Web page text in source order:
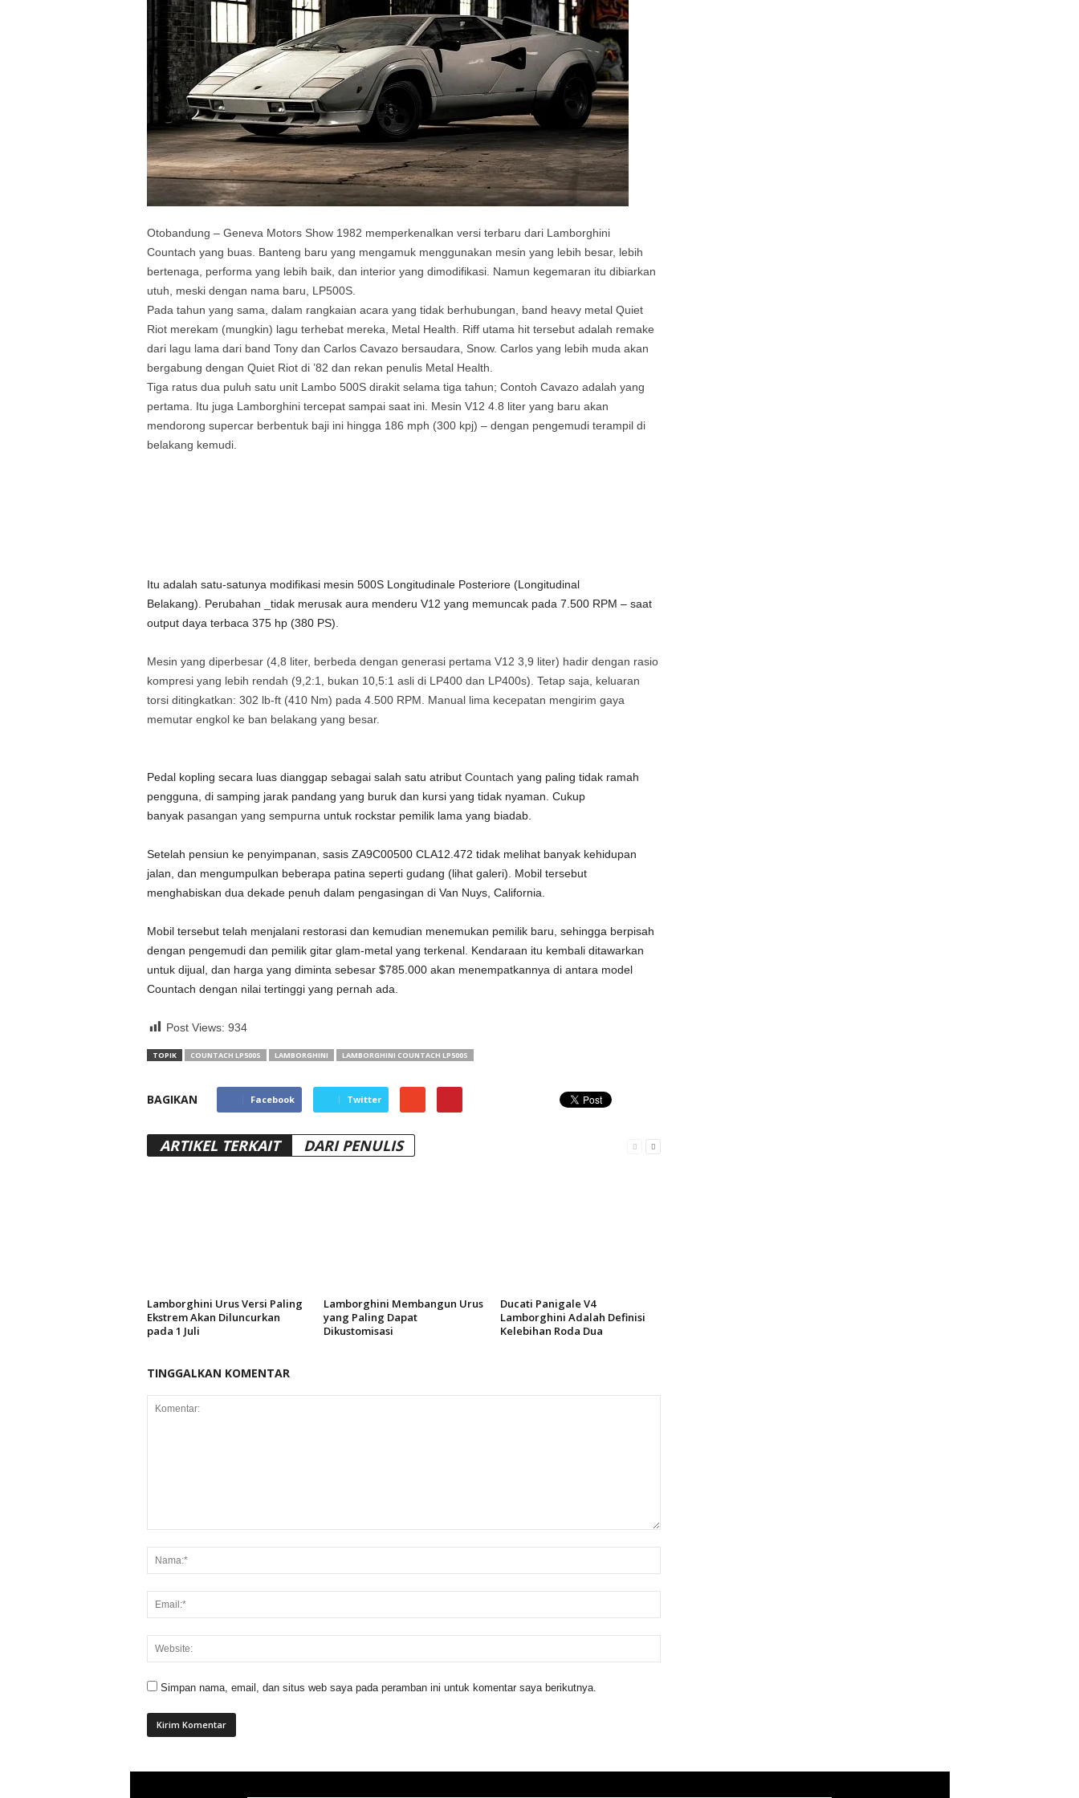
Otobandung – Geneva Motors Show 1982 memperkenalkan versi terbaru dari Lamborghini
Countach yang buas. Banteng baru yang mengamuk menggunakan mesin yang lebih besar, lebih
bertenaga, performa yang lebih baik, dan interior yang dimodifikasi. Namun kegemaran itu dibiarkan
utuh, meski dengan nama baru, LP500S.
Pada tahun yang sama, dalam rangkaian acara yang tidak berhubungan, band heavy metal Quiet
Riot merekam (mungkin) lagu terhebat mereka, Metal Health. Riff utama hit tersebut adalah remake
dari lagu lama dari band Tony dan Carlos Cavazo bersaudara, Snow. Carlos yang lebih muda akan
bergabung dengan Quiet Riot di ’82 dan rekan penulis Metal Health.
Tiga ratus dua puluh satu unit Lambo 500S dirakit selama tiga tahun; Contoh Cavazo adalah yang
pertama. Itu juga Lamborghini tercepat sampai saat ini. Mesin V12 4.8 liter yang baru akan
mendorong supercar berbentuk baji ini hingga 186 mph (300 kpj) – dengan pengemudi terampil di
belakang kemudi.
Itu adalah satu-satunya modifikasi mesin 500S Longitudinale Posteriore (Longitudinal
Belakang). Perubahan
tidak merusak aura menderu V12 yang memuncak pada 7.500 RPM – saat
output daya terbaca 375 hp (380 PS).
Mesin yang diperbesar (4,8 liter, berbeda dengan generasi pertama V12 3,9 liter) hadir dengan rasio
kompresi yang lebih rendah (9,2:1, bukan 10,5:1 asli di LP400 dan LP400s). Tetap saja, keluaran
torsi ditingkatkan: 302 lb-ft (410 Nm) pada 4.500 RPM. Manual lima kecepatan mengirim gaya
memutar engkol ke ban belakang yang besar.
Pedal kopling secara luas dianggap sebagai salah satu atribut Countach yang paling tidak ramah
pengguna, di samping jarak pandang yang buruk dan kursi yang tidak nyaman. Cukup
banyak pasangan yang sempurna untuk rockstar pemilik lama yang biadab.
Setelah pensiun ke penyimpanan, sasis ZA9C00500 CLA12.472 tidak melihat banyak kehidupan
jalan, dan mengumpulkan beberapa patina seperti gudang (lihat galeri). Mobil tersebut
menghabiskan dua dekade penuh dalam pengasingan di Van Nuys, California.
Mobil tersebut telah menjalani restorasi dan kemudian menemukan pemilik baru, sehingga berpisah
dengan pengemudi dan pemilik gitar glam-metal yang terkenal. Kendaraan itu kembali ditawarkan
untuk dijual, dan harga yang diminta sebesar $785.000 akan menempatkannya di antara model
Countach dengan nilai tertinggi yang pernah ada.
Post Views: 934
TOPIK COUNTACH LP500S LAMBORGHINI LAMBORGHINI COUNTACH LP500S
BAGIKAN Facebook Twitter
ARTIKEL TERKAIT DARI PENULIS
Lamborghini Urus Versi Paling
Ekstrem Akan Diluncurkan
pada 1 Juli
Lamborghini Membangun Urus
yang Paling Dapat
Dikustomisasi
Ducati Panigale V4
Lamborghini Adalah Definisi
Kelebihan Roda Dua
TINGGALKAN KOMENTAR
Simpan nama, email, dan situs web saya pada peramban ini untuk komentar saya berikutnya.